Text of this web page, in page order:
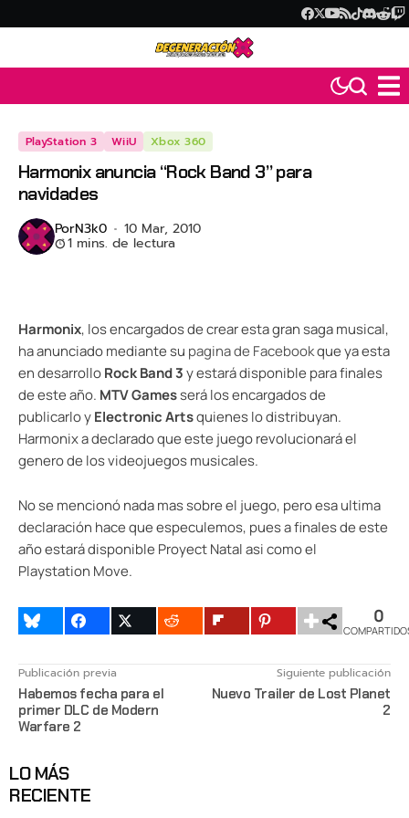
PlayStation 3 WiiU Xbox 360
Harmonix anuncia “Rock Band 3” para
navidades
PorN3k0 10 Mar, 2010
1 mins. de lectura
Harmonix, los encargados de crear esta gran saga musical,
ha anunciado mediante su pagina de Facebookque ya esta
en desarrolloRock Band 3y estará disponible para finales
de este año. MTV Gamesserá los encargados de
publicarlo yElectronic Artsquienes lo distribuyan.
Harmonix a declarado que este juego revolucionará el
genero de los videojuegos musicales.
No se mencionó nada mas sobre el juego, pero esa ultima
declaración hace que especulemos, pues a finales de este
año estará disponible Proyect Natal asi como el
Playstation Move.
0
Publicación previa
Habemos fecha para el
primer DLC de Modern
Warfare 2
Siguiente publicación
Nuevo Trailer de Lost Planet
2
LO MÁS
RECIENTE